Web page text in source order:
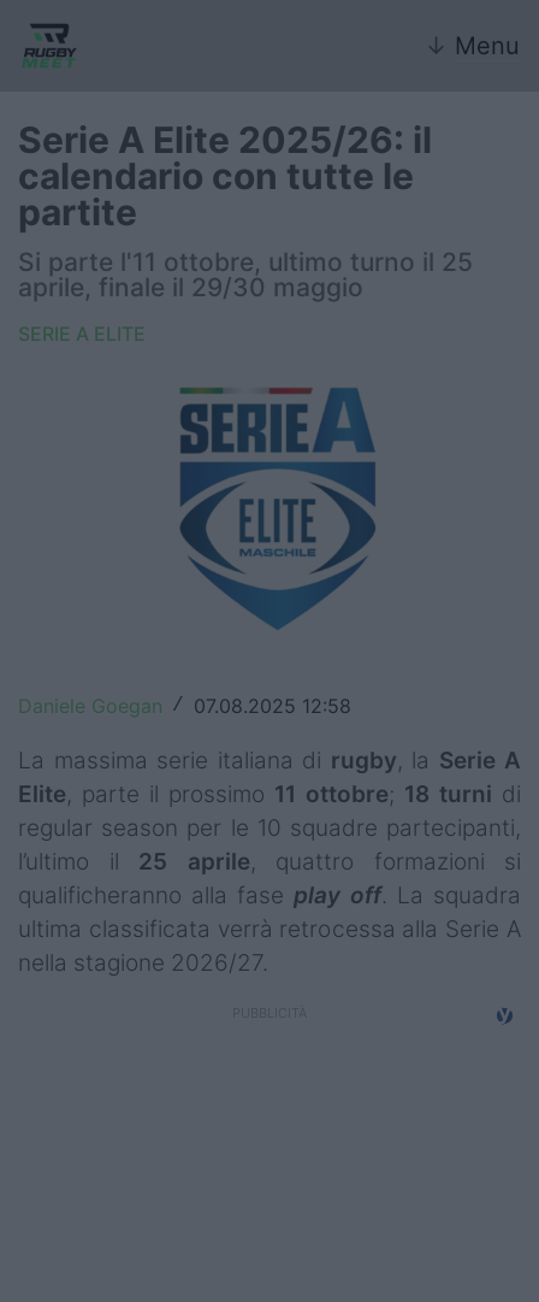
↓ Menu
Nazionale
Nazionali giovanili
Rugby Sevens
United Rugby Championship
World Rugby
Rugby World Cup
Super Rugby
Rugby in TV
Serie A Elite 2025/26: il
calendario con tutte le
partite
Si parte l'11 ottobre, ultimo turno il 25
aprile, finale il 29/30 maggio
SERIE A ELITE
Daniele Goegan / 07.08.2025 12:58
La massima serie italiana di rugby, la Serie A
Elite, parte il prossimo 11 ottobre; 18 turni di
regular season per le 10 squadre partecipanti,
l’ultimo il 25 aprile, quattro formazioni si
qualificheranno alla fase play off. La squadra
ultima classificata verrà retrocessa alla Serie A
nella stagione 2026/27.